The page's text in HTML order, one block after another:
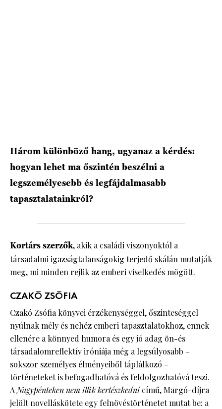
Három különböző hang, ugyanaz a kérdés:
hogyan lehet ma őszintén beszélni a
legszemélyesebb és legfájdalmasabb
tapasztalatainkról?
Kortárs szerzők, akik a családi viszonyoktól a
társadalmi igazságtalanságokig terjedő skálán mutatják
meg, mi minden rejlik az emberi viselkedés mögött.
CZAKÓ ZSÓFIA
Czakó Zsófia könyvei érzékenységgel, őszinteséggel
nyúlnak mély és nehéz emberi tapasztalatokhoz, ennek
ellenére a könnyed humora és egy jó adag ön-és
társadalomreflektív iróniája még a legsúlyosabb –
sokszor személyes élményeiből táplálkozó –
történeteket is befogadhatóvá és feldolgozhatóvá teszi.
ANagypénteken nem illik kertészkedni című, Margó-díjra
jelölt novelláskötete egy felnövéstörténetet mutat be: a